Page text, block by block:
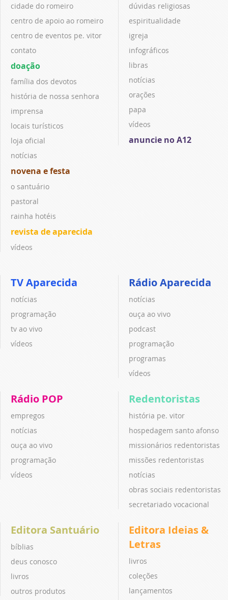
cidade do romeiro
centro de apoio ao romeiro
centro de eventos pe. vitor
contato
doação
família dos devotos
história de nossa senhora
imprensa
locais turísticos
loja oficial
notícias
novena e festa
o santuário
pastoral
rainha hotéis
revista de aparecida
vídeos
dúvidas religiosas
espiritualidade
igreja
infográficos
libras
notícias
orações
papa
vídeos
anuncie no A12
TV Aparecida
notícias
programação
tv ao vivo
vídeos
Rádio Aparecida
notícias
ouça ao vivo
podcast
programação
programas
vídeos
Rádio POP
empregos
notícias
ouça ao vivo
programação
vídeos
Redentoristas
história pe. vitor
hospedagem santo afonso
missionários redentoristas
missões redentoristas
notícias
obras sociais redentoristas
secretariado vocacional
Editora Santuário
bíblias
deus conosco
livros
outros produtos
Editora Ideias &
Letras
livros
coleções
lançamentos